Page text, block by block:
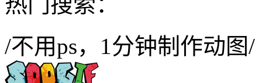
/不用ps，1分钟制作动图/